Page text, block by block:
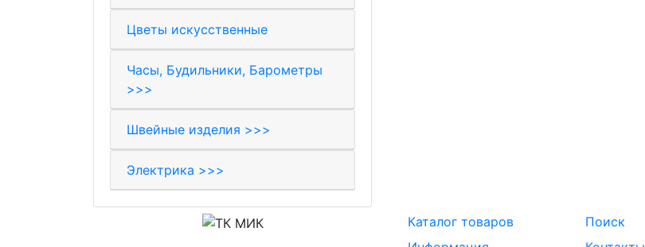
Цветы искусственные
Часы, Будильники, Барометры
>>>
Швейные изделия >>>
Электрика >>>
Каталог товаров
Поиск